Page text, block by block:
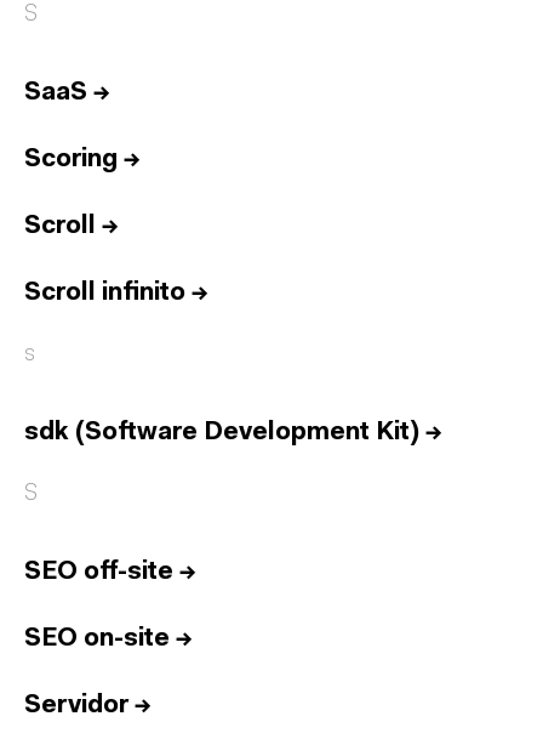
S
SaaS →
Scoring →
Scroll →
Scroll infinito →
s
sdk (Software Development Kit) →
S
SEO off-site →
SEO on-site →
Servidor→
Inicio
Equipo
Sesiones
Contacto
Legal
Privacidad Cookies
Twitter3.332Linkedin
Newsletter31.730